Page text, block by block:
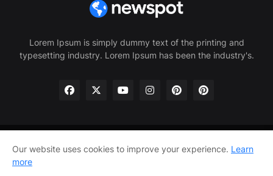
Lorem Ipsum is simply dummy text of the printing and
typesetting industry. Lorem Ipsum has been the industry's.
Home About Us Privacy Policy
Contact Us
Our website uses cookies to improve your experience. Learn
more